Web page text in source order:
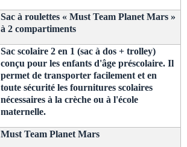
Sac à roulettes « Must Team Planet Mars »
à 2 compartiments
Sac scolaire 2 en 1 (sac à dos + trolley)
conçu pour les enfants d'âge préscolaire. Il
permet de transporter facilement et en
toute sécurité les fournitures scolaires
nécessaires à la crèche ou à l'école
maternelle.
Must Team Planet Mars